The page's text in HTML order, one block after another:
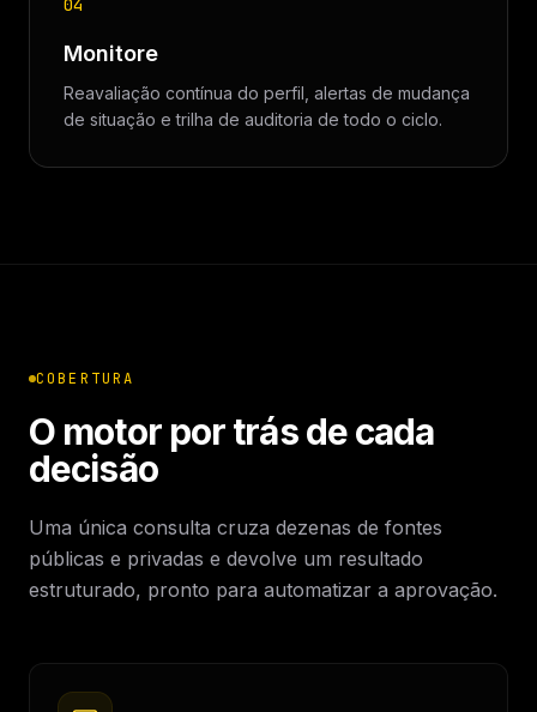
04
Monitore
Reavaliação contínua do perfil, alertas de mudança
de situação e trilha de auditoria de todo o ciclo.
COBERTURA
O motor por trás de cada
decisão
Uma única consulta cruza dezenas de fontes
públicas e privadas e devolve um resultado
estruturado, pronto para automatizar a aprovação.